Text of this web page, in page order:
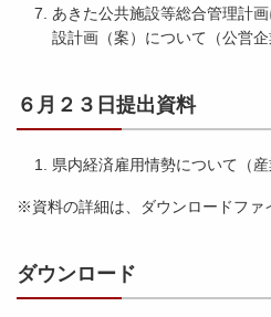
あきた公共施設等総合管理計
設計画（案）について（公営企
６月２３日提出資料
県内経済雇用情勢について（産
※資料の詳細は、ダウンロードファ
ダウンロード
成
２
年
２
会